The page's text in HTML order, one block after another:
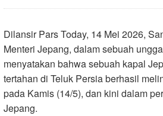
Dilansir Pars Today, 14 Mei 2026,
Menteri Jepang, dalam sebuah
menyatakan bahwa sebuah kapal
tertahan di Teluk Persia berhasil
pada Kamis (14/5), dan kini dalam
Jepang.